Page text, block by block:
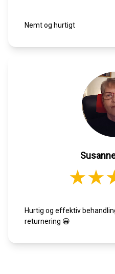
Nemt og hurtigt
Hurtig og effektiv
returnering 😀